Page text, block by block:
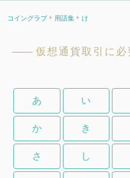
コイングラブ 用語集 け
仮想通貨取引に必
あ い
か き
さ し